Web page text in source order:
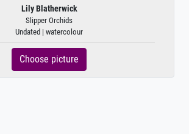
Lily Blatherwick
Slipper Orchids
Undated | watercolour
Choose picture